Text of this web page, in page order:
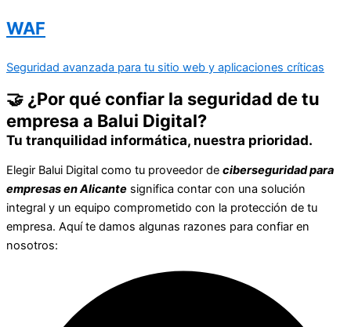
WAF
Seguridad avanzada para tu sitio web y aplicaciones críticas
🤝 ¿Por qué confiar la seguridad de tu
empresa a Balui Digital?
Tu tranquilidad informática, nuestra prioridad.
Elegir Balui Digital como tu proveedor de ciberseguridad para
empresas en Alicante significa contar con una solución
integral y un equipo comprometido con la protección de tu
empresa. Aquí te damos algunas razones para confiar en
nosotros: